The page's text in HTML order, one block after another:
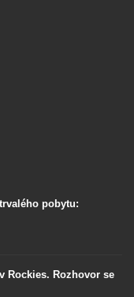
pobytu:
Rockies. Rozhovor se